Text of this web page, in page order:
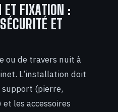
FIXATION :
ET
ou de travers nuit à
L’installation doit
support (pierre,
les accessoires